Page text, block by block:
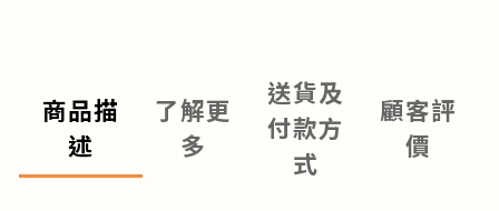
商品描
述
了解更
多
送貨及
付款方
式
顧客評
價